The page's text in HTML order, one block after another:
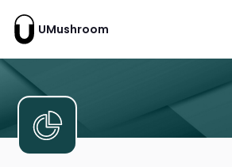
UMushroom